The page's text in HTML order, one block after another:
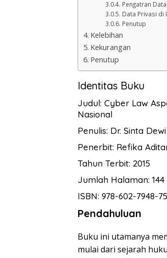
Pengatran
Data Privasi di
Penutup
Kelebihan
Kekurangan
Penutup
Identitas Buku
Judul: Cyber Law
Nasional
Penulis: Dr. Sinta
Penerbit: Refika
Tahun Terbit: 2015
Jumlah Halaman:
ISBN: 978-602-7948-
Pendahuluan
Buku ini utamanya
mulai dari sejarah